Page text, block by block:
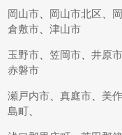
岡山市 岡山市北区
倉敷市 、津山市
玉野市 、笠岡市 、井原市
赤磐市
瀬戸内市 、真庭市 美
島町